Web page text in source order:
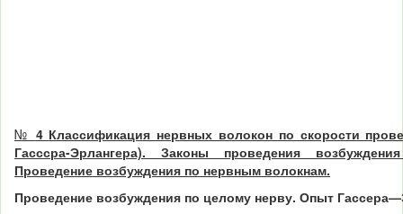
№ 4 Классификация нервных волокон по скорости
Гасссра-Эрлангера). Законы проведения
Проведение возбуждения по нервным волокнам.
Проведение возбуждения по целому нерву. Опыт